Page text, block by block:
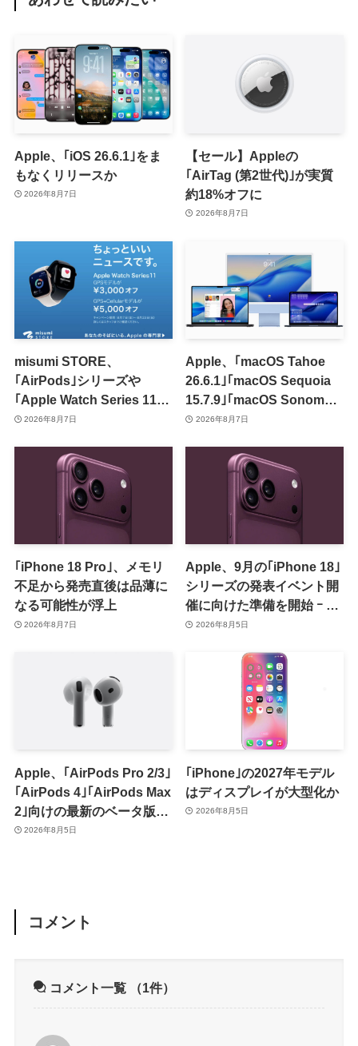
Apple、｢iOS 26.6.1｣をま
もなくリリースか
2026年8月7日
【セール】Appleの
｢AirTag (第2世代)｣が実質
約18%オフに
2026年8月7日
misumi STORE、
｢AirPods｣シリーズや
｢Apple Watch Series 11｣
のセールを開催中
2026年8月7日
Apple、｢macOS Tahoe
26.6.1｣｢macOS Sequoia
15.7.9｣｢macOS Sonoma
14.8.9｣をリリース ｰ 画面共
2026年8月7日
｢iPhone 18 Pro｣、メモリ
不足から発売直後は品薄に
なる可能性が浮上
2026年8月7日
Apple、9月の｢iPhone 18｣
シリーズの発表イベント開
催に向けた準備を開始 ｰ 9
月8日か9月9日に開催見込
2026年8月5日
Apple、｢AirPods Pro 2/3｣
｢AirPods 4｣｢AirPods Max
2｣向けの最新のベータ版フ
ァームウェア｢9A5336b｣を
2026年8月5日
｢iPhone｣の2027年モデル
はディスプレイが大型化か
2026年8月5日
コメント
コメント一覧 （1件）